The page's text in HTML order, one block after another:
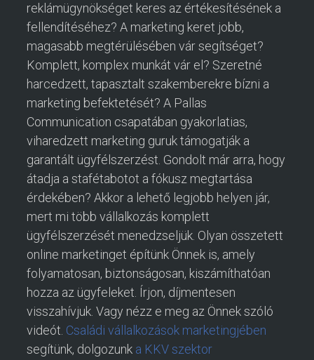
reklámügynökséget keres az értékesítésének a
fellendítéséhez? A marketing keret jobb,
magasabb megtérülésében vár segítséget?
Komplett, komplex munkát vár el? Szeretné
harcedzett, tapasztalt szakemberekre bízni a
marketing befektetését? A Pallas
Communication csapatában gyakorlatias,
viharedzett marketing guruk támogatják a
garantált ügyfélszerzést. Gondolt már arra, hogy
átadja a stafétabotot a fókusz megtartása
érdekében? Akkor a lehető legjobb helyen jár,
mert mi több vállalkozás komplett
ügyfélszerzését menedzseljük. Olyan összetett
online marketinget építünk Önnek is, amely
folyamatosan, biztonságosan, kiszámíthatóan
hozza az ügyfeleket. Írjon, díjmentesen
visszahívjuk. Vagy nézz e meg az Önnek szóló
videót. Családi vállalkozások marketingjében
segítünk, dolgozunk a KKV szektor